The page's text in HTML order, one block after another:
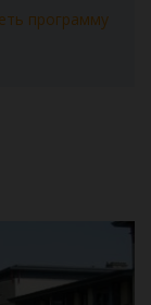
программу